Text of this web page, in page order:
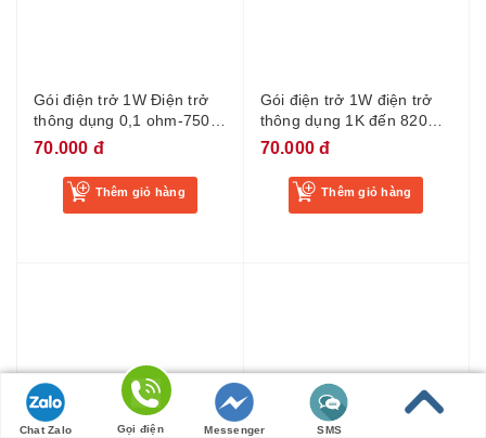
Gói điện trở 1W Điện trở
thông dụng 0,1 ohm-750
ohm, tổng cộng có 30 loại,
70.000 đ
Thêm giỏ hàng
Gói điện trở 1W điện trở
thông dụng 1K đến 820K,
30 loại mỗi loại 10 miếng
70.000 đ
Thêm giỏ hàng
Chat Zalo Gọi điện Messenger SMS